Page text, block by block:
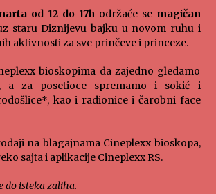
od 12 do 17hodržaće se magičan
staru Diznijevu bajku u novom ruhu i
aktivnosti za sve prinčeve i princeze.
bioskopima da zajedno gledamo
a za posetioce spremamo i sokić i
kao i radionice i čarobni face
na blagajnama Cineplexx bioskopa,
sajta i aplikacije Cineplexx RS.
do isteka zaliha.